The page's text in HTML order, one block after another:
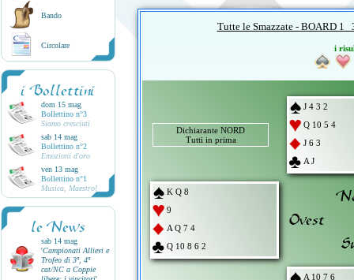
Bando
Circolare
i Bollettini
dom 15 mag
Bollettino n°3
Siamo cresciuti
sab 14 mag
Bollettino n°2
Emozioni d'oro
ven 13 mag
Bollettino n°1
Musica, Maestro!
le News
sab 14 mag
'Campionati Allievi e
Trofeo di 3ª, 4ª
cat/NC a Coppie
Tutte le Smazzate - BOARD 1
i
Dichiarante NORD
Tutti in prima
J 4 3 2
Q 10 5 4
J 6 3
A J
K Q 8
9
A Q 7 4
Q 10 8 6 2
Ovest
A 10 7 6